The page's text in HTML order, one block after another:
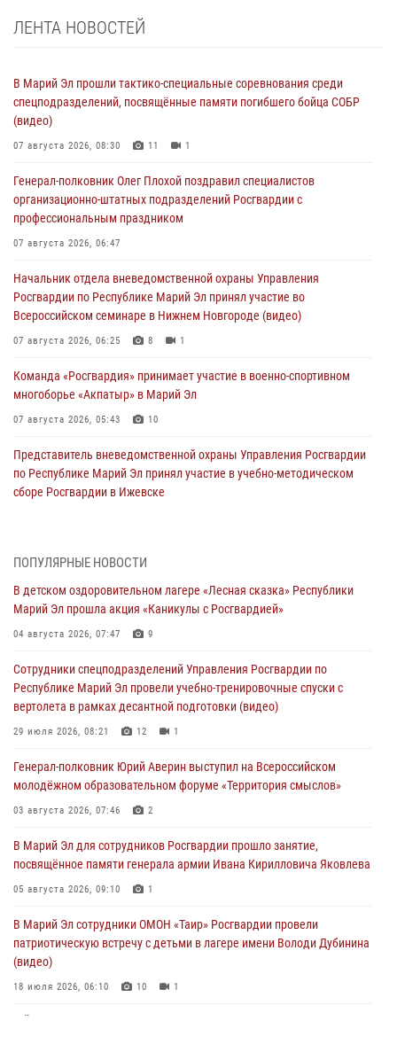
ЛЕНТА НОВОСТЕЙ
В Марий Эл прошли тактико-специальные соревнования среди
спецподразделений, посвящённые памяти погибшего бойца СОБР
(видео)
07 августа 2026, 08:30 11 1
Генерал-полковник Олег Плохой поздравил специалистов
организационно-штатных подразделений Росгвардии с
профессиональным праздником
07 августа 2026, 06:47
Начальник отдела вневедомственной охраны Управления
Росгвардии по Республике Марий Эл принял участие во
Всероссийском семинаре в Нижнем Новгороде (видео)
07 августа 2026, 06:25 8 1
Команда «Росгвардия» принимает участие в военно-спортивном
многоборье «Акпатыр» в Марий Эл
07 августа 2026, 05:43 10
Представитель вневедомственной охраны Управления Росгвардии
по Республике Марий Эл принял участие в учебно-методическом
сборе Росгвардии в Ижевске
провели более 90 проверок мест хранения гражданского оружия
06 августа 2026, 08:00
В Марий Эл сотрудники вневедомственной охраны Росгвардии за
05 августа 2026, 09:44
В Марий Эл для сотрудников Росгвардии прошло занятие,
посвящённое памяти генерала армии Ивана Кирилловича Яковлева
В детском оздоровительном лагере «Лесная сказка» Республики
Марий Эл прошла акция «Каникулы с Росгвардией»
Сотрудники Центра лицензионно-разрешительной работы
Управления Росгвардии по Республике Марий Эл приняли участие в
04 августа 2026, 06:46
ПОПУЛЯРНЫЕ НОВОСТИ
В детском оздоровительном лагере «Лесная сказка» Республики
Марий Эл прошла акция «Каникулы с Росгвардией»
04 августа 2026, 07:47 9
Сотрудники спецподразделений Управления Росгвардии по
Республике Марий Эл провели учебно-тренировочные спуски с
вертолета в рамках десантной подготовки (видео)
29 июля 2026, 08:21 12 1
Генерал-полковник Юрий Аверин выступил на Всероссийском
молодёжном образовательном форуме «Территория смыслов»
03 августа 2026, 07:46 2
В Марий Эл для сотрудников Росгвардии прошло занятие,
посвящённое памяти генерала армии Ивана Кирилловича Яковлева
05 августа 2026, 09:10 1
В Марий Эл сотрудники ОМОН «Таир» Росгвардии провели
патриотическую встречу с детьми в лагере имени Володи Дубинина
(видео)
18 июля 2026, 06:10 10 1